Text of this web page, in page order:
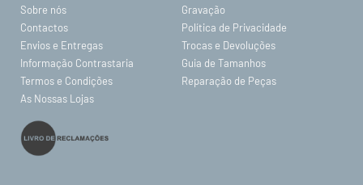
Sobre nós
Gravação
Contactos
Política de Privacidade
Envios e Entregas
Trocas e Devoluções
Informação Contrastaria
Guia de Tamanhos
Termos e Condições
Reparação de Peças
As Nossas Lojas